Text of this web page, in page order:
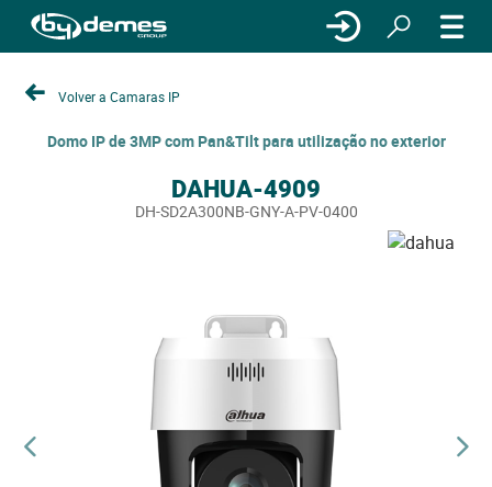
Volver a Camaras IP
Domo IP de 3MP com Pan&Tilt para utilização no exterior
DAHUA-4909
DH-SD2A300NB-GNY-A-PV-0400